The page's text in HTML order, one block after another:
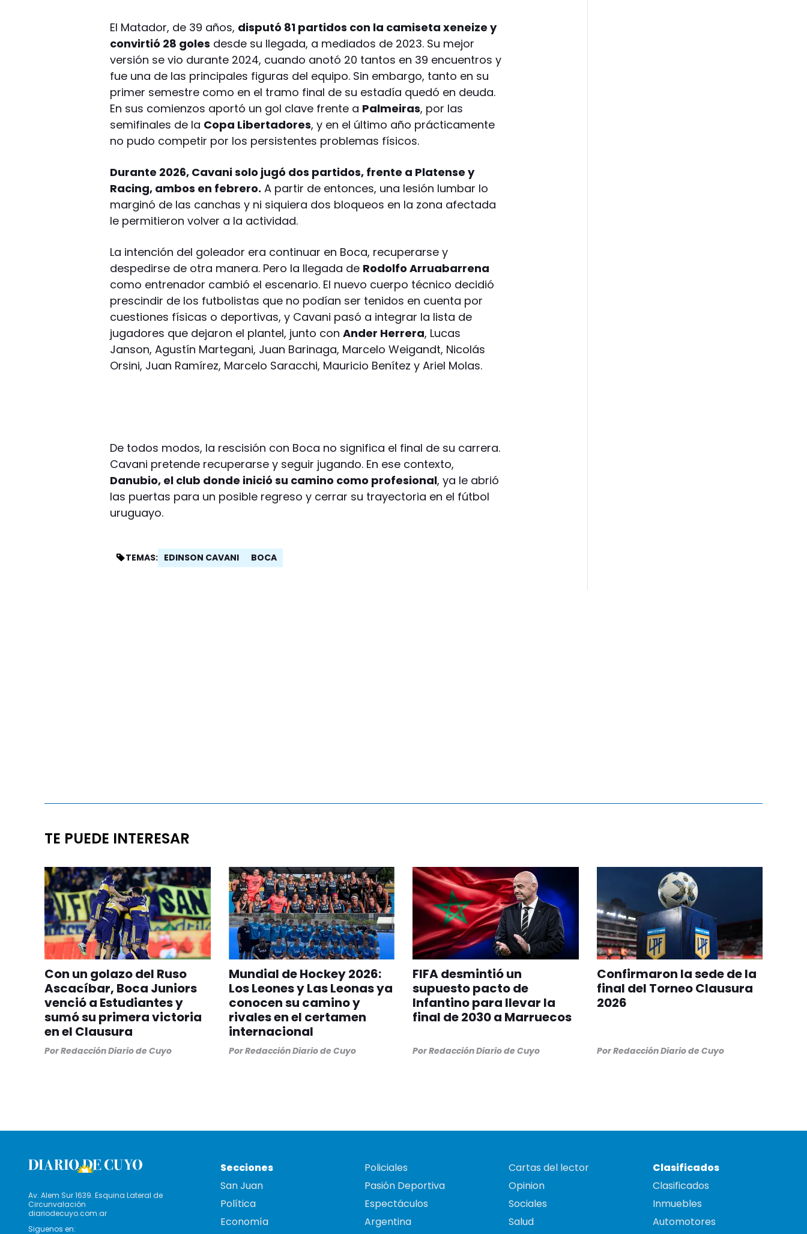
El Matador, de 39 años, disputó 81 partidos con la camiseta xeneize y
convirtió 28 goles desde su llegada, a mediados de 2023. Su mejor
versión se vio durante 2024, cuando anotó 20 tantos en 39 encuentros y
fue una de las principales figuras del equipo. Sin embargo, tanto en su
primer semestre como en el tramo final de su estadía quedó en deuda.
En sus comienzos aportó un gol clave frente a Palmeiras, por las
semifinales de la Copa Libertadores, y en el último año prácticamente
no pudo competir por los persistentes problemas físicos.
Durante 2026, Cavani solo jugó dos partidos, frente a Platense y
Racing, ambos en febrero. A partir de entonces, una lesión lumbar lo
marginó de las canchas y ni siquiera dos bloqueos en la zona afectada
le permitieron volver a la actividad.
La intención del goleador era continuar en Boca, recuperarse y
despedirse de otra manera. Pero la llegada de Rodolfo Arruabarrena
como entrenador cambió el escenario. El nuevo cuerpo técnico decidió
prescindir de los futbolistas que no podían ser tenidos en cuenta por
cuestiones físicas o deportivas, y Cavani pasó a integrar la lista de
jugadores que dejaron el plantel, junto conAnder Herrera, Lucas
Janson, Agustín Martegani, Juan Barinaga, Marcelo Weigandt, Nicolás
Orsini, Juan Ramírez, Marcelo Saracchi, Mauricio Benítez y Ariel Molas.
De todos modos, la rescisión con Boca no significa el final de su carrera.
Cavani pretende recuperarse y seguir jugando. En ese contexto,
Danubio, el club donde inició su camino como profesional, ya le abrió
las puertas para un posible regreso y cerrar su trayectoria en el fútbol
uruguayo.
TEMAS: EDINSON CAVANI BOCA
TE PUEDE INTERESAR
Con un golazo del Ruso
Ascacíbar, Boca Juniors
venció a Estudiantes y
sumó su primera victoria
en el Clausura
PorRedacción Diario de Cuyo
Mundial de Hockey 2026:
Los Leones y Las Leonas ya
conocen su camino y
rivales en el certamen
internacional
PorRedacción Diario de Cuyo
FIFA desmintió un
supuesto pacto de
Infantino para llevar la
final de 2030 a Marruecos
PorRedacción Diario de Cuyo
Confirmaron la sede de la
final del Torneo Clausura
2026
PorRedacción Diario de Cuyo
Av. Alem Sur 1639. Esquina Lateral de
Circunvalación
diariodecuyo.com.ar
Siguenos en:
Secciones
San Juan
Política
Economía
Policiales
Pasión Deportiva
Espectáculos
Argentina
Cartas del lector
Opinion
Sociales
Salud
Clasificados
Clasificados
Inmuebles
Automotores